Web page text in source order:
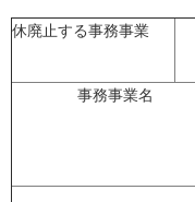
休廃止する事務事業
事務事業名